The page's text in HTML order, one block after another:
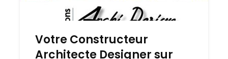
Votre Constructeur
Architecte Designer sur